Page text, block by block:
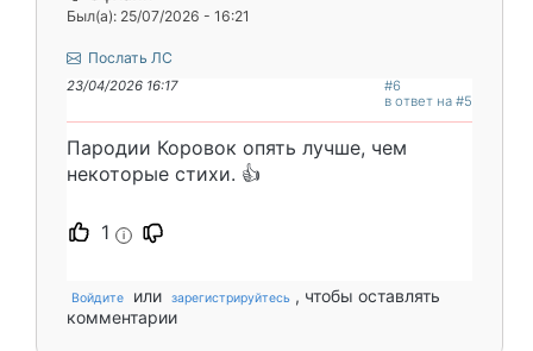
Был(а): 25/07/2026 - 16:21
Послать ЛС
23/04/2026 16:17
#6
в ответ на #5
Пародии Коровок опять лучше, чем
некоторые стихи. 👍
1 i
Войдите или зарегистрируйтесь , чтобы оставлять
комментарии